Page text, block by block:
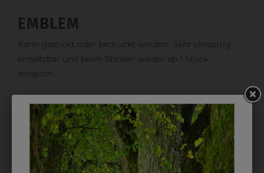
EMBLEM
Kann gestickt oder bedruckt werden. Sehr vielseitig
einsetzbar und beim Sticken wieder ab 1 Stück
möglich.
DRUCK
Perfekt für große Logos und für kleine Details, jedoch
kostet jede Farbe extra und ist erst ab 12 Stück
möglich. Waschbar bis zu 60°C.